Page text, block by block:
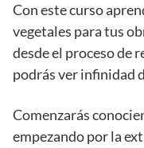
Con este curso
vegetales para tus
desde el proceso de
podrás ver infinidad
Comenzarás
empezando por la